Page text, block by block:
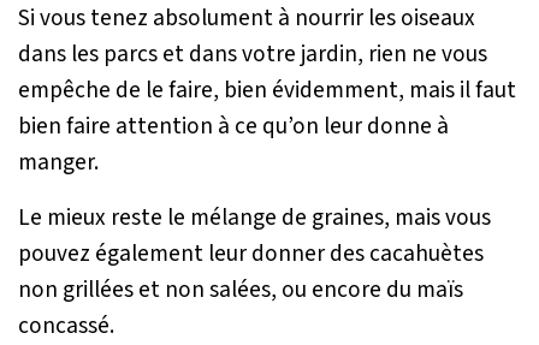
Si vous tenez absolument à nourrir les oiseaux
dans les parcs et dans votre jardin, rien ne vous
empêche de le faire, bien évidemment, mais il faut
bien faire attention à ce qu’on leur donne à
manger.
Le mieux reste le mélange de graines, mais vous
pouvez également leur donner des cacahuètes
non grillées et non salées, ou encore du maïs
concassé.